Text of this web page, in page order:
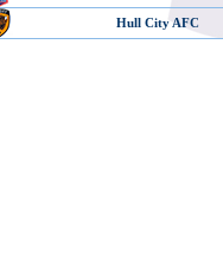
Hull City AFC